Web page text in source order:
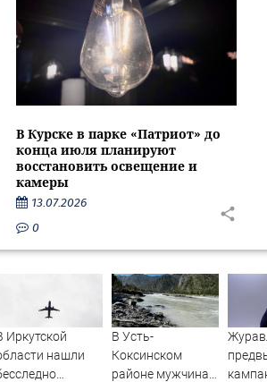
В Курске в парке «Патриот» до
конца июля планируют
восстановить освещение и
камеры
13.07.2026
0
Иркутской
нашли
В Усть-
Коксинском
районе мужчина